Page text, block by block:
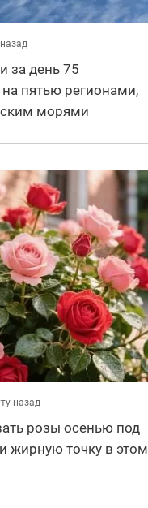
за день 75
пятью регионами,
морями
назад
розы осенью под
жирную точку в этом